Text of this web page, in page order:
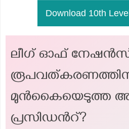
Download 10th
ലീഗ് ഓഫ്
മുൻകൈയെടുത്ത
പ്രസിഡൻറ്?